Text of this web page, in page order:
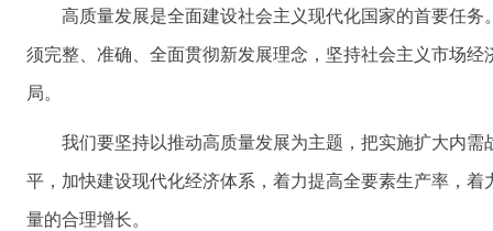
高质量发展是全面建设社会主义现代化国家的首要任
须完整、准确、全面贯彻新发展理念，坚持社会主义市场
局。
我们要坚持以推动高质量发展为主题，把实施扩大内
平，加快建设现代化经济体系，着力提高全要素生产率，
量的合理增长。